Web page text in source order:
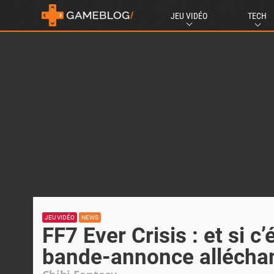
JEU VIDÉO TECH
JEU VIDÉO NEWS
FF7 Ever Crisis : et si
bande-annonce